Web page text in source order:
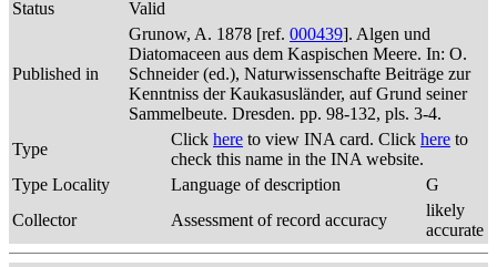
Status
Valid
Published in
Grunow, A. 1878 [ref. 000439]. Algen und
Diatomaceen aus dem Kaspischen Meere. In: O.
Schneider (ed.), Naturwissenschafte Beiträge zur
Kenntniss der Kaukasusländer, auf Grund seiner
Sammelbeute. Dresden. pp. 98-132, pls. 3-4.
Type
Click here to view INA card. Click here to
check this name in the INA website.
Type Locality
Language of description
G
Collector
Assessment of record accuracy
likely
accurate